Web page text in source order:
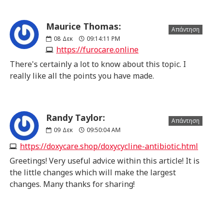
Maurice Thomas:
08 Δεκ 09:14:11 PM
https://furocare.online
Απάντηση
There's certainly a lot to know about this topic. I
really like all the points you have made.
Randy Taylor:
09 Δεκ 09:50:04 AM
https://doxycare.shop/doxycycline-antibiotic.html
Απάντηση
Greetings! Very useful advice within this article! It is
the little changes which will make the largest
changes. Many thanks for sharing!